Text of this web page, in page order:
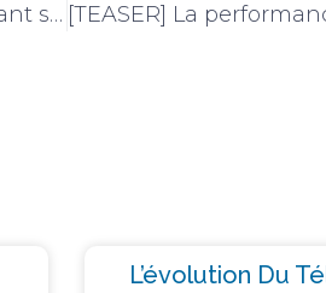
[Entretien] L’association NCE booste sa communication en lançant ses premiers podcasts
L’évolution Du